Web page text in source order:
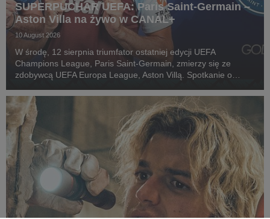
SUPERPUCHAR UEFA: Paris Saint-Germain –
Aston Villa na żywo w CANAL+
10 August 2026
W środę, 12 sierpnia triumfator ostatniej edycji UEFA
Champions League, Paris Saint-Germain, zmierzy się ze
zdobywcą UEFA Europa League, Aston Villą. Spotkanie o
transmitowane na żywo w CANAL+ SPORT, CANAL+ EXTRA 1
o...